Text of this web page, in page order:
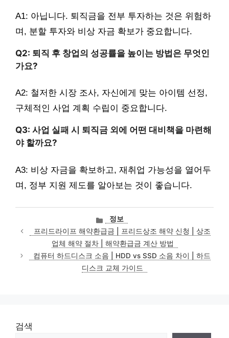
A1: 아닙니다. 퇴직금을 전부 투자하는 것은 위험하
며, 분할 투자와 비상 자금 확보가 중요합니다.
Q2: 퇴직 후 창업의 성공률을 높이는 방법은 무엇인
가요?
A2: 철저한 시장 조사, 자신에게 맞는 아이템 선정,
구체적인 사업 계획 수립이 중요합니다.
Q3: 사업 실패 시 퇴직금 외에 어떤 대비책을 마련해
야 할까요?
A3: 비상 자금을 확보하고, 재취업 가능성을 열어두
며, 정부 지원 제도를 알아보는 것이 좋습니다.
카
테
고
리
정보
프리드라이프 해약환급금 | 프리드상조 해약 신청 | 상조
업체 해약 절차 | 해약환급금 계산 방법
컴퓨터 하드디스크 소음 | HDD vs SSD 소음 차이 | 하드
디스크 교체 가이드
검색